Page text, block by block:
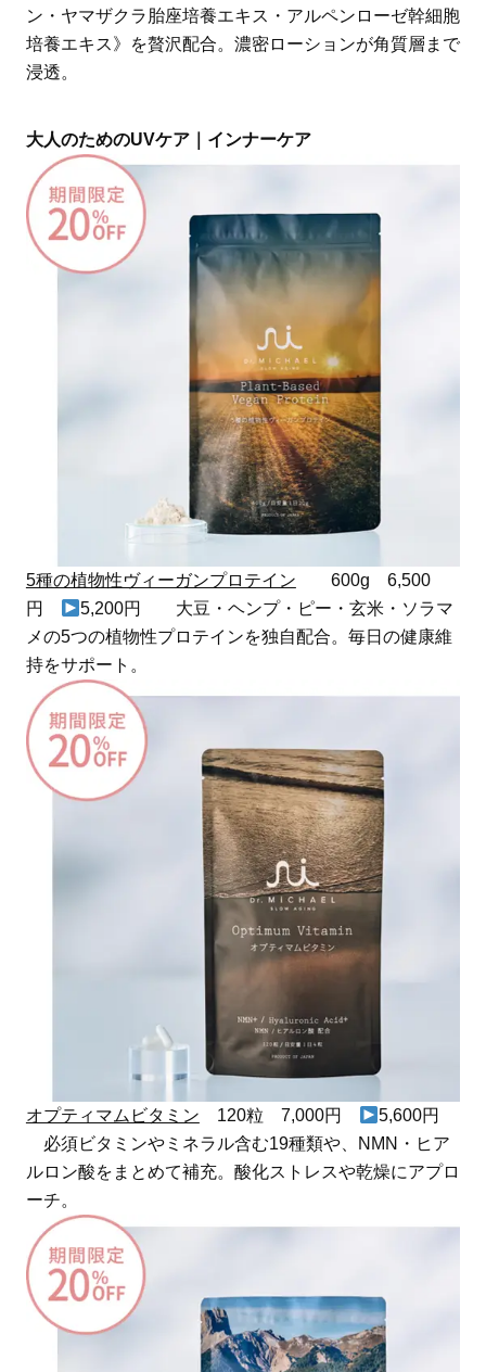
ン・ヤマザクラ胎座培養エキス・アルペンローゼ幹細胞
培養エキス》を贅沢配合。濃密ローションが角質層まで
浸透。
大人のためのUVケア｜インナーケア
5種の植物性ヴィーガンプロテイン 600g 6,500
円
5,200円 大豆・ヘンプ・ピー・玄米・ソラマ
メの5つの植物性プロテインを独自配合。毎日の健康維
持をサポート。
オプティマムビタミン 120粒 7,000円
5,600円
必須ビタミンやミネラル含む19種類や、NMN・ヒア
ルロン酸をまとめて補充。酸化ストレスや乾燥にアプロ
ーチ。